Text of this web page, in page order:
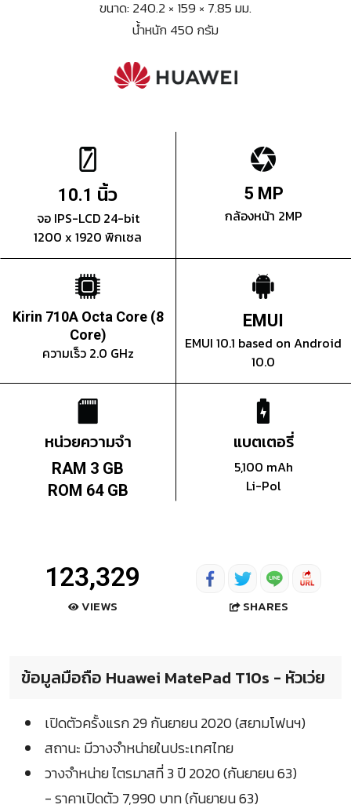
ขนาด: 240.2 × 159 × 7.85 มม.
น้ำหนัก 450 กรัม
10.1 นิ้ว
จอ IPS-LCD 24-bit
1200 x 1920 พิกเซล
5 MP
กล้องหน้า 2MP
Kirin 710A Octa Core (8
Core)
ความเร็ว 2.0 GHz
EMUI
EMUI 10.1 based on Android
10.0
หน่วยความจำ
RAM 3 GB
ROM 64 GB
แบตเตอรี่
5,100 mAh
Li-Pol
123,329
VIEWS SHARES
ข้อมูลมือถือ Huawei MatePad T10s - หัวเว่ย
เปิดตัวครั้งแรก 29 กันยายน 2020 (สยามโฟนฯ)
สถานะ มีวางจำหน่ายในประเทศไทย
วางจำหน่าย ไตรมาสที่ 3 ปี 2020 (กันยายน 63)
- ราคาเปิดตัว 7,990 บาท (กันยายน 63)